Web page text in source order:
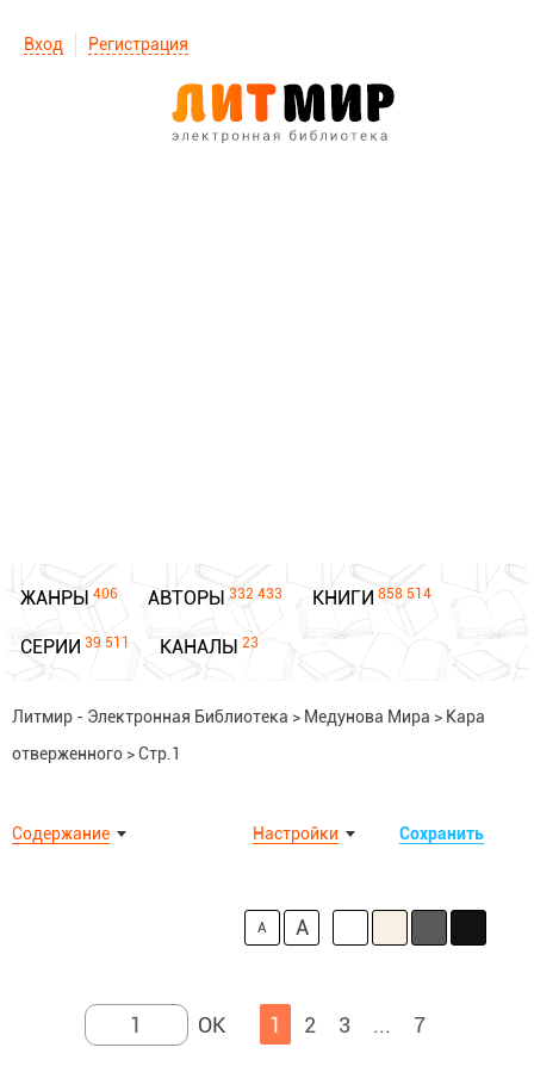
Вход Регистрация
ЖАНРЫ 406 АВТОРЫ 332 433 КНИГИ 858 514
СЕРИИ 39 511 КАНАЛЫ 23
Литмир - Электронная Библиотека > Медунова Мира > Кара
отверженного >Стр.1
Содержание Сохранить
Настройки
A A
1 2 3 ... 7